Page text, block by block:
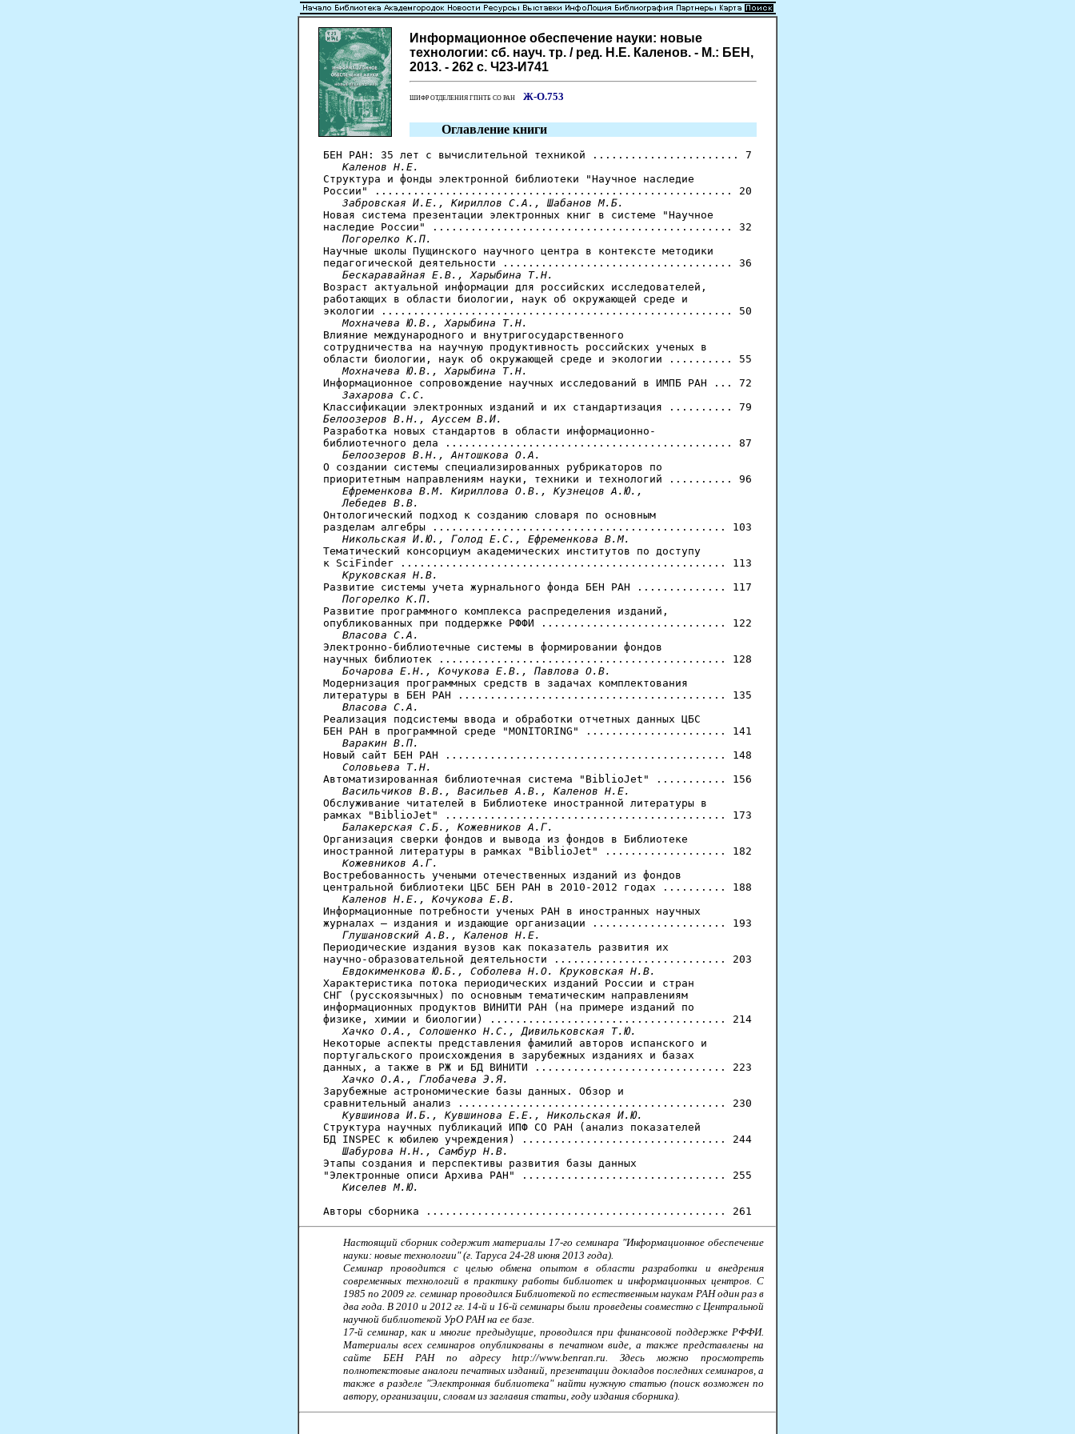
Информационное обеспечение науки: новые
технологии: сб. науч. тр. / ред. Н.Е. Каленов. - М.: БЕН,
2013. - 262 с. Ч23-И741
ШИФР ОТДЕЛЕНИЯ ГПНТБ СО РАН Ж-О.753
Оглавление книги
БЕН РАН: 35 лет с вычислительной техникой ....................... 7
Каленов Н.Е.
Структура и фонды электронной библиотеки "Научное наследие
России" ........................................................ 20
Забровская И.Е., Кириллов С.А., Шабанов М.Б.
Новая система презентации электронных книг в системе "Научное
наследие России" ............................................... 32
Погорелко К.П.
Научные школы Пущинского научного центра в контексте методики
педагогической деятельности .................................... 36
Бескаравайная Е.В., Харыбина Т.Н.
Возраст актуальной информации для российских исследователей,
работающих в области биологии, наук об окружающей среде и
экологии ....................................................... 50
Мохначева Ю.В., Харыбина Т.Н.
Влияние международного и внутригосударственного
сотрудничества на научную продуктивность российских ученых в
области биологии, наук об окружающей среде и экологии .......... 55
Мохначева Ю.В., Харыбина Т.Н.
Информационное сопровождение научных исследований в ИМПБ РАН ... 72
Захарова С.С.
Белоозеров В.Н., Ауссем В.И.
Разработка новых стандартов в области информационно-
библиотечного дела ............................................. 87
Белоозеров В.Н., Антошкова O.A.
О создании системы специализированных рубрикаторов по
приоритетным направлениям науки, техники и технологий .......... 96
Ефременкова В.М. Кириллова О.В., Кузнецов А.Ю.,
   Лебедев В.В.
Онтологический подход к созданию словаря по основным
разделам алгебры .............................................. 103
Никольская И.Ю., Голод Е.С., Ефременкова В.М.
Тематический консорциум академических институтов по доступу
к SciFinder ................................................... 113
Круковская Н.В.
Развитие системы учета журнального фонда БЕН РАН .............. 117
Погорелко К.П.
Развитие программного комплекса распределения изданий,
опубликованных при поддержке РФФИ ............................. 122
Власова С.А.
Электронно-библиотечные системы в формировании фондов
научных библиотек ............................................. 128
Бочарова E.H., Кочукова Е.В., Павлова О.В.
Модернизация программных средств в задачах комплектования
литературы в БЕН РАН .......................................... 135
Власова С.А.
Реализация подсистемы ввода и обработки отчетных данных ЦБС
БЕН РАН в программной среде "MONITORING" ...................... 141
Варакин В.П.
Новый сайт БЕН РАН ............................................ 148
Соловьева Т.Н.
Автоматизированная библиотечная система "BiblioJet" ........... 156
Васильчиков В.В., Васильев A.B., Каленов Н.Е.
Обслуживание читателей в Библиотеке иностранной литературы в
рамках "BiblioJet" ............................................ 173
Балакерская С.Б., Кожевников А.Г.
Организация сверки фондов и вывода из фондов в Библиотеке
иностранной литературы в рамках "BiblioJet" ................... 182
Кожевников А.Г.
Востребованность учеными отечественных изданий из фондов
центральной библиотеки ЦБС БЕН РАН в 2010-2012 годах .......... 188
Каленов Н.Е., Кочукова Е.В.
Информационные потребности ученых РАН в иностранных научных
журналах — издания и издающие организации ..................... 193
Глушановский A.B., Каленов Н.Е.
Периодические издания вузов как показатель развития их
научно-образовательной деятельности ........................... 203
Евдокименкова Ю.Б., Соболева Н.О. Круковская Н.В.
Характеристика потока периодических изданий России и стран
СНГ (русскоязычных) по основным тематическим направлениям
информационных продуктов ВИНИТИ РАН (на примере изданий по
физике, химии и биологии) ..................................... 214
Хачко O.A., Солошенко Н.С., Дивильковская Т.Ю.
Некоторые аспекты представления фамилий авторов испанского и
португальского происхождения в зарубежных изданиях и базах
данных, а также в РЖ и БД ВИНИТИ .............................. 223
Хачко O.A., Глобачева Э.Я.
Зарубежные астрономические базы данных. Обзор и
сравнительный анализ .......................................... 230
Кувшинова И.Б., Кувшинова Е.Е., Никольская И.Ю.
Структура научных публикаций ИПФ СО РАН (анализ показателей
БД INSPEC к юбилею учреждения) ................................ 244
Шабурова H.H., Самбур Н.В.
Этапы создания и перспективы развития базы данных
"Электронные описи Архива РАН" ................................ 255
Киселев М.Ю.
Настоящий сборник содержит материалы 17-го семинара "Информационное обеспечение
науки: новые технологии" (г. Таруса 24-28 июня 2013 года).
Семинар проводится с целью обмена опытом в области разработки и внедрения
современных технологий в практику работы библиотек и информационных центров. С
1985 по 2009 гг. семинар проводился Библиотекой по естественным наукам РАН один раз в
два года. В 2010 и 2012 гг. 14-й и 16-й семинары были проведены совместно с Центральной
научной библиотекой УрО РАН на ее базе.
17-й семинар, как и многие предыдущие, проводился при финансовой поддержке РФФИ.
Материалы всех семинаров опубликованы в печатном виде, а также представлены на
сайте БЕН РАН по адресу http://www.benran.ru. Здесь можно просмотреть
полнотекстовые аналоги печатных изданий, презентации докладов последних семинаров, а
также в разделе "Электронная библиотека" найти нужную статью (поиск возможен по
автору, организации, словам из заглавия статьи, году издания сборника).